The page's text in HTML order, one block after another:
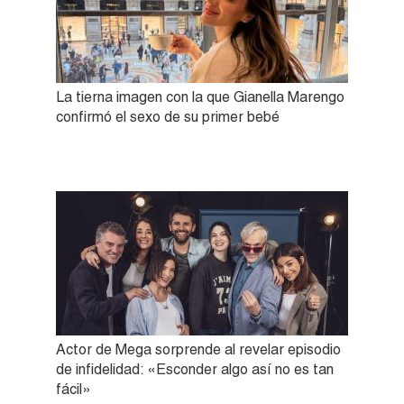
La tierna imagen con la que Gianella Marengo
confirmó el sexo de su primer bebé
Actor de Mega sorprende al revelar episodio
de infidelidad: «Esconder algo así no es tan
fácil»